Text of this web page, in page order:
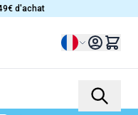
d'achat
Langue